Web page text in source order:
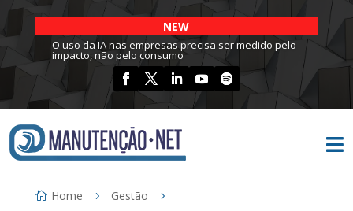
NEW
O uso da IA nas empresas precisa ser medido pelo
impacto, não pelo consumo

Home
Gestão